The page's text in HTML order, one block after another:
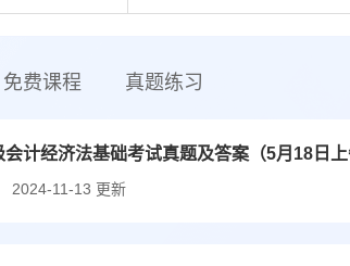
免费课程 真题练习
计经济法基础考试真题及答案（5月18日上
2024-11-13 更新